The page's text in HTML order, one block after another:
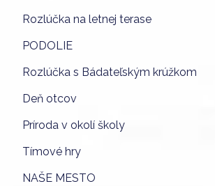
Rozlúčka na letnej terase
PODOLIE
Rozlúčka s Bádateľským krúžkom
Deň otcov
Príroda v okolí školy
Tímové hry
NAŠE MESTO